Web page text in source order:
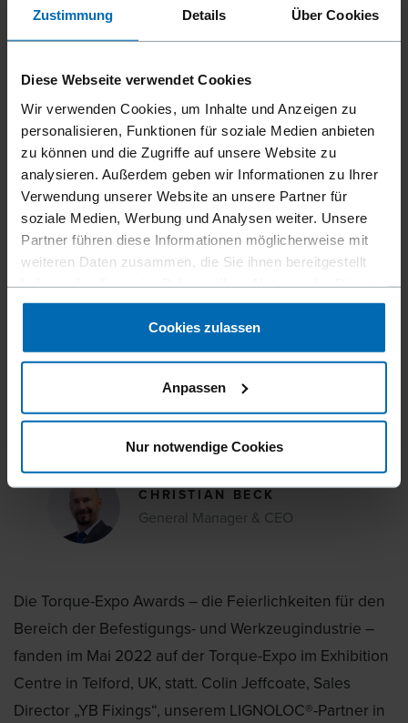
Zustimmung Details Über Cookies
Diese Webseite verwendet Cookies
Wir verwenden Cookies, um Inhalte und Anzeigen zu
personalisieren, Funktionen für soziale Medien anbieten
zu können und die Zugriffe auf unsere Website zu
analysieren. Außerdem geben wir Informationen zu Ihrer
Verwendung unserer Website an unsere Partner für
soziale Medien, Werbung und Analysen weiter. Unsere
Partner führen diese Informationen möglicherweise mit
weiteren Daten zusammen, die Sie ihnen bereitgestellt
gesammelt haben.
Cookies zulassen
Anpassen
Nur notwendige Cookies
Auszeichnung zeitgleich mit dem German
Innovation Award in Gold erhalten haben.
kräftiger Motivationsschub, unsere Mission
der 360 Grad Ökologisierung des Holzbaus
konsequent weiter voranzutreiben.
Unser neuer Holznagel mit Kopf wurde zwar
eigens für die Fassade entwickelt, eignet
sich aber auch für viele andere
Anwendungen im Innen- und Außenbereich
ist wie im Innenbereich“, freut sich
Geschäftsführer Christian Beck über die
Auszeichnung.
CHRISTIAN BECK
General Manager & CEO
Die Torque-Expo Awards – die Feierlichkeiten für den
Bereich der Befestigungs- und Werkzeugindustrie –
fanden im Mai 2022 auf der Torque-Expo im Exhibition
Centre in Telford, UK, statt. Colin Jeffcoate, Sales
Director „YB Fixings“, unserem LIGNOLOC®-Partner in